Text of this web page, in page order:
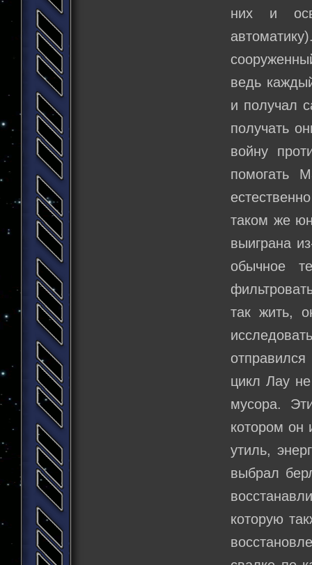
них и
ведь
и получал
получать
войну
помогать
таком же
выиграна
обычное
так жить,
цикл Лау
мусора.
котором он
утиль,
выбрал
которую